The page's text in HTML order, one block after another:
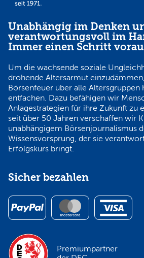
Unabhängig im Denken
verantwortungsvoll im
Immer einen Schritt
Um die wachsende soziale
drohende Altersarmut
Börsenfeuer über alle Altersgruppen
entfachen. Dazu befähigen wir
Anlagestrategien für ihre Zukunft zu
seit über 50 Jahren verschaffen wir
unabhängigem Börsenjournalismus
Wissensvorsprung, der sie
Erfolgskurs bringt.
Sicher bezahlen
Premiumpartner